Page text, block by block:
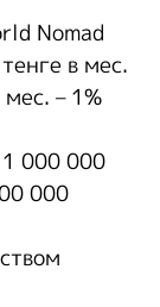
Nomad
в мес.
– 1%
000 000
000